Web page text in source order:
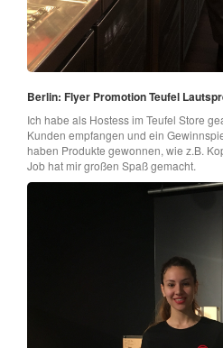
Berlin: Flyer Promotion Teufel
Ich habe als Hostess im Teufel Store
Kunden empfangen und ein
haben Produkte gewonnen, wie z.B.
Job hat mir großen Spaß gemacht.